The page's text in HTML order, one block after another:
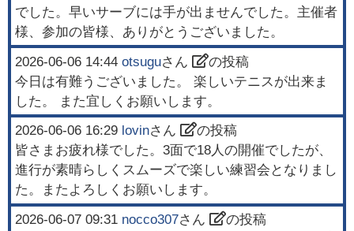
でした。早いサーブには手が出ませんでした。主催者
様、参加の皆様、ありがとうございました。
2026-06-06 14:44 otsuguさん
の投稿
今日は有難うございました。 楽しいテニスが出来ま
した。 また宜しくお願いします。
2026-06-06 16:29 lovinさん
の投稿
皆さまお疲れ様でした。3面で18人の開催でしたが、
進行が素晴らしくスムーズで楽しい練習会となりまし
た。またよろしくお願いします。
2026-06-07 09:31 nocco307さん
の投稿